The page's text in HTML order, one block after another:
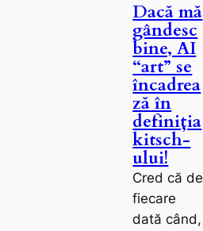
Dacă mă
gândesc
bine, AI
“art” se
încadrea
ză în
definiția
kitsch-
ului!
Cred că de
fiecare
dată când,